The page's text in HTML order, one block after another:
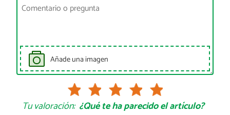
Añade una imagen
Tu valoración: ¿Qué te ha parecido el artículo?